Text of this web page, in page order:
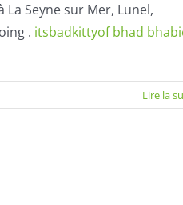
Seyne sur Mer, Lunel,
. itsbadkittyof bhad
Lire la